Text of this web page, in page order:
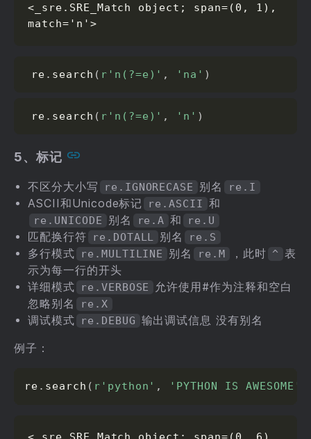
<_sre.SRE_Match object; span=(0, 1),
match='n'>
re . search ( r'n(?=e)' , 'na' )
re . search ( r'n(?=e)' , 'n' )
5、标记
不区分大小写 re.IGNORECASE 别名 re.I
ASCII和Unicode标记 re.ASCII 和
re.UNICODE 别名 re.A 和 re.U
匹配换行符 re.DOTALL 别名 re.S
多行模式 re.MULTILINE 别名 re.M ，此时 ^ 表
示为每一行的开头
详细模式
re.VERBOSE
允许使用#作为注释和空白
忽略别名
re.X
调试模式 re.DEBUG 输出调试信息 没有别名
例子：
re . search ( r'python' , 'PYTHON IS AWESOME'